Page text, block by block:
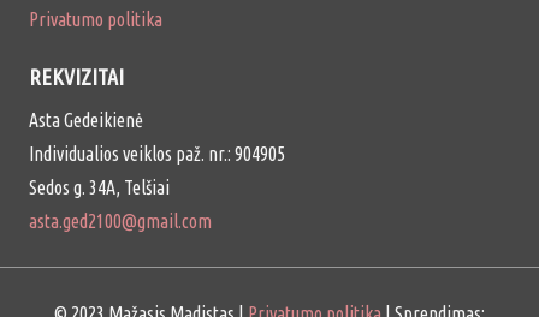
Privatumo politika
REKVIZITAI
Asta Gedeikienė
Individualios veiklos paž. nr.: 904905
Sedos g. 34A, Telšiai
asta.ged2100@gmail.com